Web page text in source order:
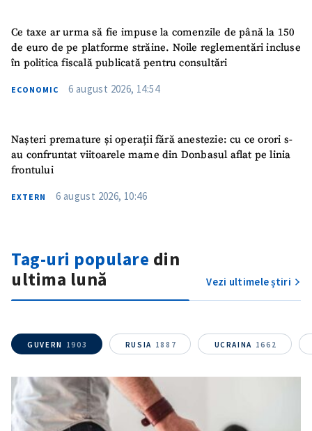
Ce taxe ar urma să fie impuse la comenzile de până la 150
de euro de pe platforme străine. Noile reglementări incluse
în politica fiscală publicată pentru consultări
ECONOMIC 6 august 2026, 14:54
Nașteri premature și operații fără anestezie: cu ce orori s-
au confruntat viitoarele mame din Donbasul aflat pe linia
frontului
EXTERN 6 august 2026, 10:46
Tag-uri populare din
ultima lună
Vezi ultimele știri
GUVERN 1903 RUSIA 1887 UCRAINA 1662
Titlu știre
+ Adaugă titlu
Mesajul știrei
+ Mesajul știrei
Sursă anonimă
Nume+ Numele meu
Email+ Emailul meu